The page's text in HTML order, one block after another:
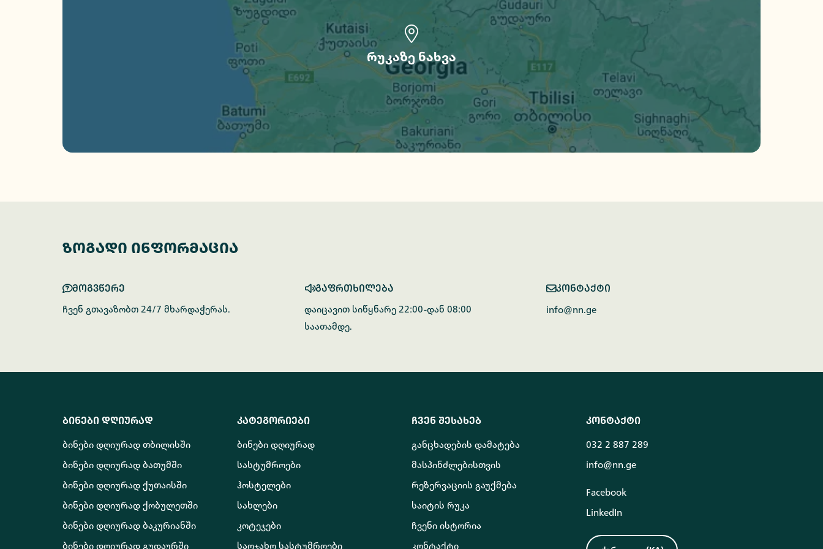
რუკაზე ნახვა
ზოგადი ინფორმაცია
მოგვწერე
ჩვენ გთავაზობთ 24/7 მხარდაჭერას.
გაფრთხილება
დაიცავით სიწყნარე 22:00-დან 08:00
საათამდე.
კონტაქტი
info@nn.ge
ბინები დღიურად
ბინები დღიურად თბილისში
ბინები დღიურად ბათუმში
ბინები დღიურად ქუთაისში
ბინები დღიურად ქობულეთში
ბინები დღიურად ბაკურიანში
ბინები დღიურად გუდაურში
კატეგორიები
ბინები დღიურად
სასტუმროები
ჰოსტელები
სახლები
კოტეჯები
საოჯახო სასტუმროები
ჩვენ შესახებ
განცხადების დამატება
მასპინძლებისთვის
რეზერვაციის გაუქმება
საიტის რუკა
ჩვენი ისტორია
კონტაქტი
კონტაქტი
032 2 887 289
info@nn.ge
Facebook
LinkedIn